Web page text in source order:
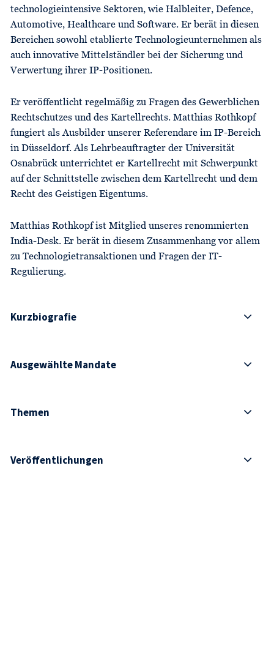
technologieintensive Sektoren, wie Halbleiter, Defence,
Automotive, Healthcare und Software. Er berät in diesen
Bereichen sowohl etablierte Technologieunternehmen als
auch innovative Mittelständler bei der Sicherung und
Verwertung ihrer IP-Positionen.
Er veröffentlicht regelmäßig zu Fragen des Gewerblichen
Rechtschutzes und des Kartellrechts. Matthias Rothkopf
fungiert als Ausbilder unserer Referendare im IP-Bereich
in Düsseldorf. Als Lehrbeauftragter der Universität
Osnabrück unterrichtet er Kartellrecht mit Schwerpunkt
auf der Schnittstelle zwischen dem Kartellrecht und dem
Recht des Geistigen Eigentums.
Matthias Rothkopf ist Mitglied unseres renommierten
India-Desk. Er berät in diesem Zusammenhang vor allem
zu Technologietransaktionen und Fragen der IT-
Regulierung.
Kurzbiografie
Ausgewählte Mandate
Themen
Veröffentlichungen